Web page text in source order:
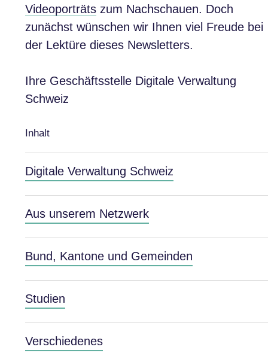
Videoporträts zum Nachschauen. Doch
zunächst wünschen wir Ihnen viel Freude bei
der Lektüre dieses Newsletters.
Ihre Geschäftsstelle Digitale Verwaltung
Schweiz
Inhalt
Digitale Verwaltung Schweiz
Aus unserem Netzwerk
Bund, Kantone und Gemeinden
Studien
Verschiedenes